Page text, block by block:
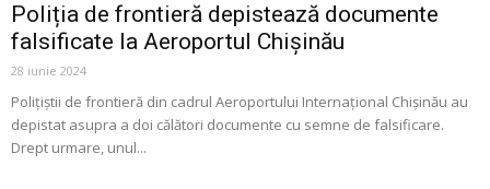
Poliția de frontieră depistează documente
falsificate la Aeroportul Chișinău
28 iunie 2024
Polițiștii de frontieră din cadrul Aeroportului Internațional Chișinău au
depistat asupra a doi călători documente cu semne de falsificare.
Drept urmare, unul...